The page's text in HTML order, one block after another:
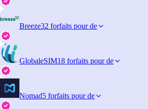
Breeze32 forfaits pour de
GlobaleSIM18 forfaits pour de
Nomad5 forfaits pour de